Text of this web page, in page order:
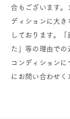
合もございます。
ディションに大
しております。
た」等の理由での
コンディション
にお問い合わせく